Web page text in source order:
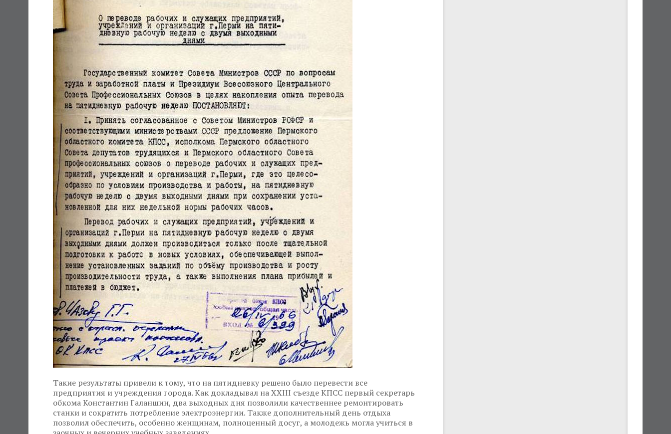
Такие результаты привели к тому, что на пятидневку решено было перевести все
предприятия и учреждения города. Как докладывал на XXIII съезде КПСС первый секретарь
обкома Константин Галаншин, два выходных дня позволили качественнее ремонтировать
станки и сократить потребление электроэнергии. Также дополнительный день отдыха
позволил обеспечить, особенно женщинам, полноценный досуг, а молодежь могла учиться в